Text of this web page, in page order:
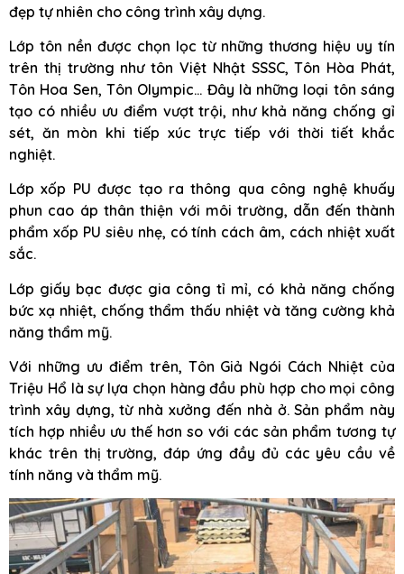
đẹp tự nhiên cho công trình xây dựng.
Lớp tôn nền được chọn lọc từ những thương hiệu uy tín
trên thị trường như tôn Việt Nhật SSSC, Tôn Hòa Phát,
Tôn Hoa Sen, Tôn Olympic… Đây là những loại tôn sáng
tạo có nhiều ưu điểm vượt trội, như khả năng chống gỉ
sét, ăn mòn khi tiếp xúc trực tiếp với thời tiết khắc
nghiệt.
Lớp xốp PU được tạo ra thông qua công nghệ khuấy
phun cao áp thân thiện với môi trường, dẫn đến thành
phẩm xốp PU siêu nhẹ, có tính cách âm, cách nhiệt xuất
sắc.
Lớp giấy bạc được gia công tỉ mỉ, có khả năng chống
bức xạ nhiệt, chống thẩm thấu nhiệt và tăng cường khả
năng thẩm mỹ.
Với những ưu điểm trên, Tôn Giả Ngói Cách Nhiệt của
Triệu Hổ là sự lựa chọn hàng đầu phù hợp cho mọi công
trình xây dựng, từ nhà xưởng đến nhà ở. Sản phẩm này
tích hợp nhiều ưu thế hơn so với các sản phẩm tương tự
khác trên thị trường, đáp ứng đầy đủ các yêu cầu về
tính năng và thẩm mỹ.